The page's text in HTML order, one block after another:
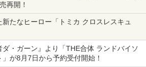
再開！
新たなヒーロー「トミカ クロスレスキュ
・ガーン』より「THE合体 ランドバイソ
が8月7日から予約受付開始！